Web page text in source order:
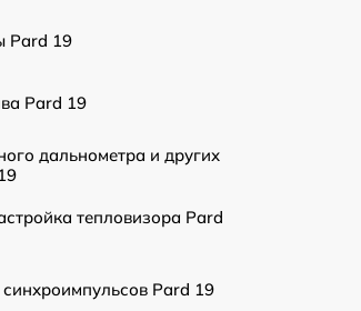
Pard 19
Pard 19
дальнометра и других
тепловизора Pard
Pard 19